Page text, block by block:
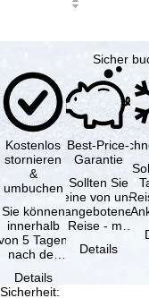
Sicher
Kostenlos
stornieren
&
umbuchen
Sie können
innerhalb
5 Tagen
nach der
kostenfrei
Details
Best-Price-
Garantie
Sollten Sie
eine von uns
angebotene
Reise - mit
Verfügbarkeit
Details
Sicherheit: